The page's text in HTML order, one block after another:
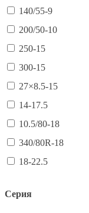
140/55-9
200/50-10
250-15
300-15
27×8.5-15
14-17.5
10.5/80-18
340/80R-18
18-22.5
Серия